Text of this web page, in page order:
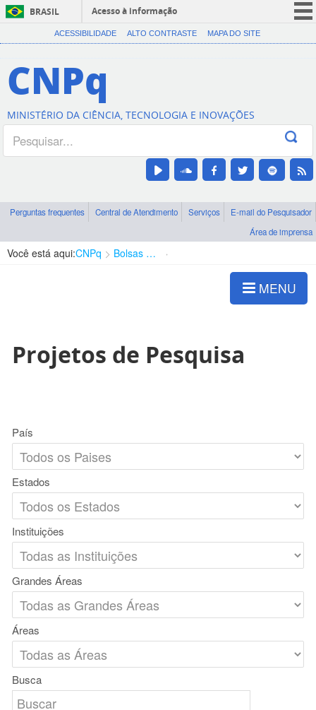
BRASIL
Acesso à informação
CORONAVÍRUS (COVID-19)
Canais
ACESSIBILIDADE ALTO CONTRASTE MAPA DO SITE
CNPq
MINISTÉRIO DA CIÊNCIA, TECNOLOGIA E INOVAÇÕES
Perguntas frequentes Central de Atendimento Serviços
E-mail do Pesquisador
Área de imprensa
Você está aqui:CNPq Bolsas e Auxílios Vigentes
MENU
Projetos de Pesquisa
País
Estados
Instituições
Grandes Áreas
Áreas
Busca